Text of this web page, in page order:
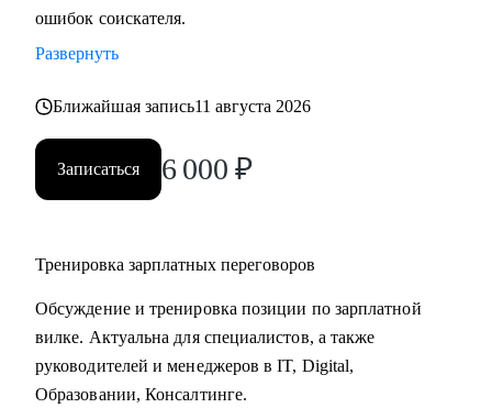
ошибок соискателя.
Развернуть
Ближайшая запись11 августа 2026
Записаться 6 000 ₽
Тренировка зарплатных переговоров
Обсуждение и тренировка позиции по зарплатной
вилке. Актуальна для специалистов, а также
руководителей и менеджеров в IT, Digital,
Образовании, Консалтинге.